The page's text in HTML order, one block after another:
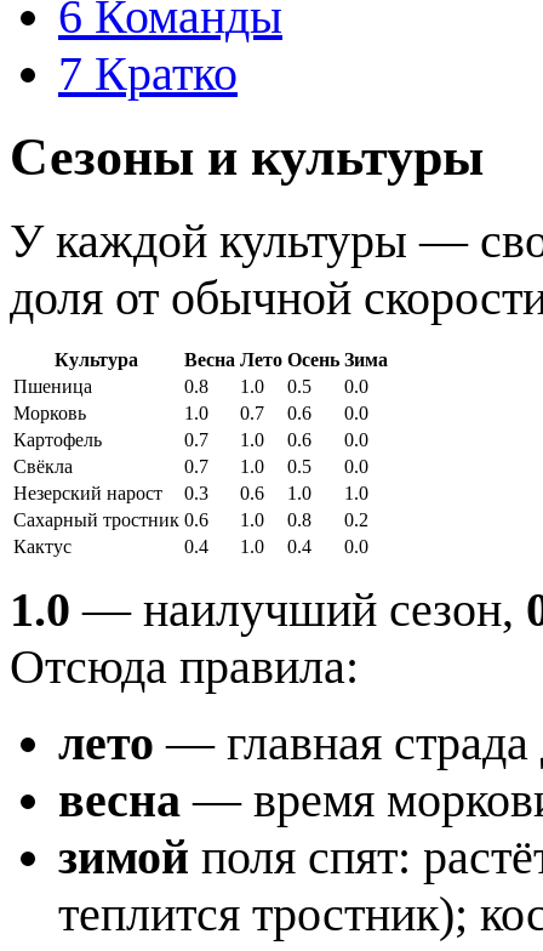
6 Команды
7 Кратко
Сезоны и культуры
У каждой культуры —
доля от обычной
Культура Весна Лето Осень Зима
Пшеница
0.8 1.0 0.5
0.0
Морковь
1.0 0.7 0.6
0.0
Картофель
0.7 1.0 0.6
0.0
Свёкла
0.7 1.0 0.5
0.0
Незерский нарост
0.3 0.6 1.0
1.0
Сахарный тростник 0.6 1.0 0.8
0.2
Кактус
0.4 1.0 0.4 0.0
1.0 — наилучший сезон,
Отсюда правила:
лето — главная
весна — время
зимой поля спят:
теплится тростник);